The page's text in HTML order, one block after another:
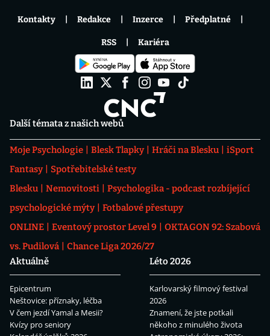
Další témata z našich webů
Moje Psychologie Blesk Tlapky Hráči na Blesku
iSport
Fantasy
Spotřebitelské testy
Blesku
Nemovitosti
Psychologika - podcast rozbíjející
psychologické mýty
Fotbalové přestupy
ONLINE
Eventový prostor Level 9
OKTAGON 92: Szabová
vs. Pudilová
Chance Liga 2026/27
Aktuálně
Epicentrum
Neštovice: příznaky, léčba
V čem jezdí Yamal a Mesii?
Kvízy pro seniory
Léto 2026
Karlovarský filmový festival
2026
Znamení, že jste potkali
někoho z minulého života
Kontakty Redakce Inzerce Předplatné
RSS Kariéra